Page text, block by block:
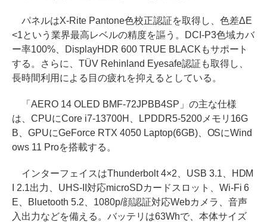
パネルはX-Rite Pantone色校正認証を取得し、色差ΔE
<1という業界最高レベルの精度を謳う。DCI-P3色域カバ
ー率100%、DisplayHDR 600 TRUE BLACKもサポート
する。さらに、TÜV Rehinland Eyesafe認証も取得し、
長時間利用による目の疲れを抑えるとしている。
「AERO 14 OLED BMF-72JPBB4SP」の主な仕様
は、CPUにCore i7-13700H、LPDDR5-5200メモリ16G
B、GPUにGeForce RTX 4050 Laptop(6GB)、OSにWind
ows 11 Proを搭載する。
インターフェイスはThunderbolt 4×2、USB 3.1、HDM
I 2.1出力、UHS-II対応microSDカードスロット、Wi-Fi 6
E、Bluetooth 5.2、1080p/顔認証対応Webカメラ、音声
入出力などを備える。バッテリは63Whで、本体サイズ